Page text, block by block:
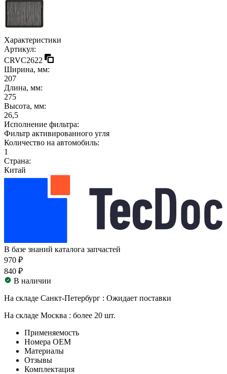
Характеристики
Артикул:
CRVC2622
Ширина, мм:
207
Длина, мм:
275
Высота, мм:
26,5
Исполнение фильтра:
Фильтр активированного угля
Количество на автомобиль:
1
Страна:
Китай
В базе знаний каталога запчастей
970 ₽
840 ₽
В наличии
На складе Санкт-Петербург : Ожидает поставки
На складе Москва : более 20 шт.
Применяемость
Номера ОЕМ
Материалы
Отзывы
Комплектация